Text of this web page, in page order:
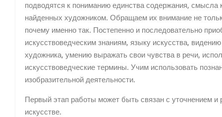
подводятся к пониманию единства содержания, смысла
найденных художником. Обращаем их внимание не
почему именно так. Постепенно и последовательно
искусствоведческим знаниям, языку искусства,
художника, умению выражать свои чувства в речи,
искусствоведческие термины. Учим использовать
изобразительной деятельности.
Первый этап работы может быть связан с уточнением
искусстве.